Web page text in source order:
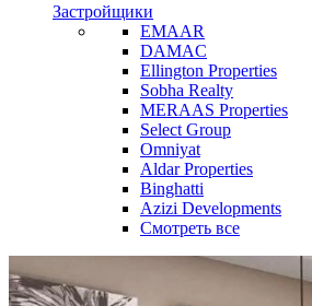
Застройщики
EMAAR
DAMAC
Ellington Properties
Sobha Realty
MERAAS Properties
Select Group
Omniyat
Aldar Properties
Binghatti
Azizi Developments
Смотреть все